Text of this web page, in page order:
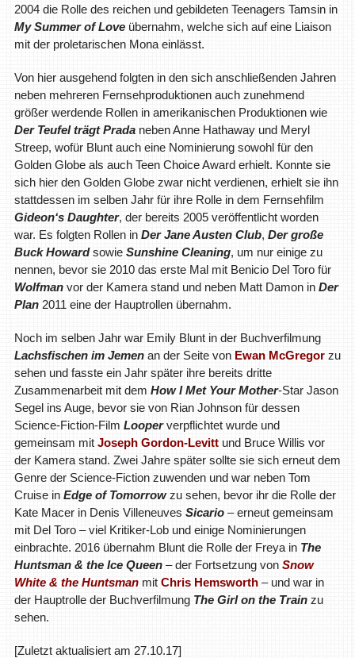
2004 die Rolle des reichen und gebildeten Teenagers Tamsin in
My Summer of Loveübernahm, welche sich auf eine Liaison
mit der proletarischen Mona einlässt.
Von hier ausgehend folgten in den sich anschließenden Jahren
neben mehreren Fernsehproduktionen auch zunehmend
größer werdende Rollen in amerikanischen Produktionen wie
Der Teufel trägt Pradaneben Anne Hathaway und Meryl
Streep, wofür Blunt auch eine Nominierung sowohl für den
Golden Globe als auch Teen Choice Award erhielt. Konnte sie
sich hier den Golden Globe zwar nicht verdienen, erhielt sie ihn
stattdessen im selben Jahr für ihre Rolle in dem Fernsehfilm
Gideon‘s Daughter, der bereits 2005 veröffentlicht worden
war. Es folgten Rollen in Der Jane Austen Club, Der große
Buck Howardsowie Sunshine Cleaning, um nur einige zu
nennen, bevor sie 2010 das erste Mal mit Benicio Del Toro für
Wolfmanvor der Kamera stand und neben Matt Damon in Der
Plan2011 eine der Hauptrollen übernahm.
Noch im selben Jahr war Emily Blunt in der Buchverfilmung
Lachsfischen im Jemenan der Seite von Ewan McGregorzu
sehen und fasste ein Jahr später ihre bereits dritte
Zusammenarbeit mit dem How I Met Your Mother-Star Jason
Segel ins Auge, bevor sie von Rian Johnson für dessen
Science-Fiction-Film Looperverpflichtet wurde und
gemeinsam mit Joseph Gordon-Levittund Bruce Willis vor
der Kamera stand. Zwei Jahre später sollte sie sich erneut dem
Genre der Science-Fiction zuwenden und war neben Tom
Cruise in Edge of Tomorrowzu sehen, bevor ihr die Rolle der
Kate Macer in Denis Villeneuves Sicario– erneut gemeinsam
mit Del Toro – viel Kritiker-Lob und einige Nominierungen
einbrachte. 2016 übernahm Blunt die Rolle der Freya in The
Huntsman & the Ice Queen– der Fortsetzung von Snow
White & the Huntsmanmit Chris Hemsworth– und war in
der Hauptrolle der Buchverfilmung The Girl on the Trainzu
sehen.
[Zuletzt aktualisiert am 27.10.17]